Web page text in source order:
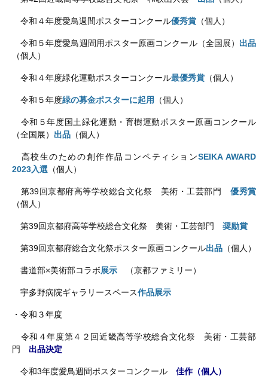
令和４年度愛鳥週間ポスターコンクール優秀賞 （個人）
令和５年度愛鳥週間用ポスター原画コンクール（全国展） 出品
（個人）
令和４年度緑化運動ポスターコンクール最優秀賞 （個人）
令和５年度緑の募金ポスターに起用 （個人）
令和５年度国土緑化運動・育樹運動ポスター原画コンクール
（全国展） 出品 （個人）
高校生のための創作作品コンペティションSEIKA AWARD
2023入選 （個人）
第39回京都府高等学校総合文化祭 美術・工芸部門 優秀賞
（個人）
第39回京都府高等学校総合文化祭 美術・工芸部門 奨励賞
第39回京都府総合文化祭ポスター原画コンクール出品 （個人）
書道部×美術部コラボ展示 （京都ファミリー）
宇多野病院ギャラリースペース作品展示
・令和３年度
令和４年度第４２回近畿高等学校総合文化祭 美術・工芸部
門 出品決定
令和3年度愛鳥週間ポスターコンクール 佳作（個人）